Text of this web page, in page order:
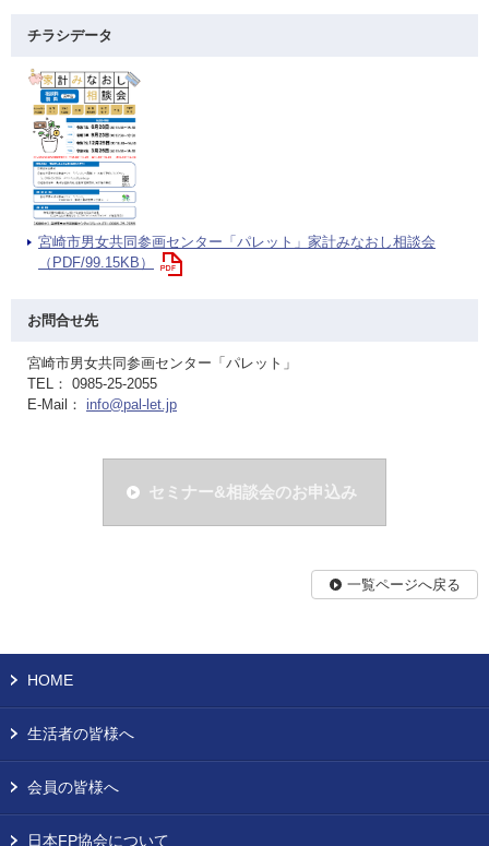
チラシデータ
宮崎市男女共同参画センター「パレット」家計みなおし相談会
（PDF/99.15KB）
お問合せ先
宮崎市男女共同参画センター「パレット」
TEL： 0985-25-2055
E-Mail： info@pal-let.jp
セミナー&相談会のお申込み
一覧ページへ戻る
HOME
生活者の皆様へ
会員の皆様へ
日本FP協会について